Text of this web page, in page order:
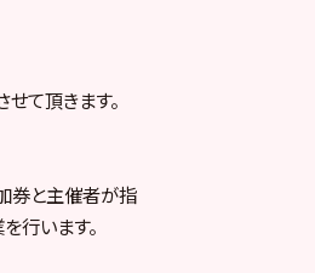
て頂きます。
券と主催者が指
行います。